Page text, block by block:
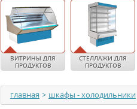
ВИТРИНЫ ДЛЯ
ПРОДУКТОВ
СТЕЛЛАЖИ ДЛЯ
ПРОДУКТОВ
главная > шкафы - холодильники